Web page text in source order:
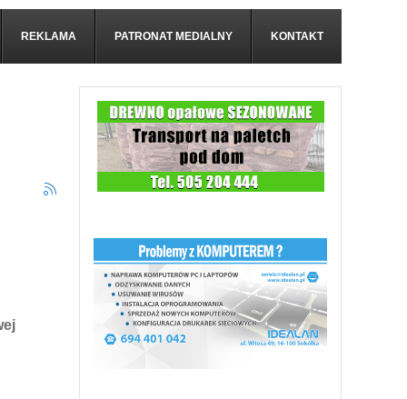
REKLAMA PATRONAT MEDIALNY KONTAKT